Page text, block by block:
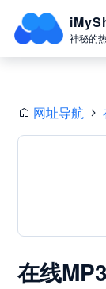
神秘的
网址导航
在线